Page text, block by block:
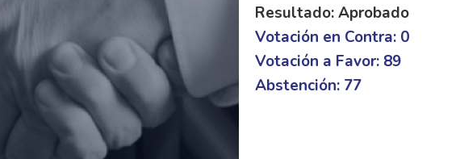
Resultado: Aprobado
Votación en Contra: 0
Votación a Favor: 89
Abstención: 77